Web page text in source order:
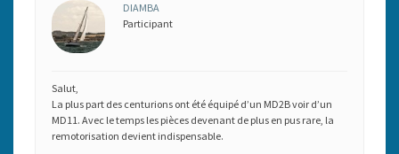
DIAMBA
Participant
Salut,
La plus part des centurions ont été équipé d’un MD2B voir d’un
MD11. Avec le temps les pièces devenant de plus en pus rare, la
remotorisation devient indispensable.